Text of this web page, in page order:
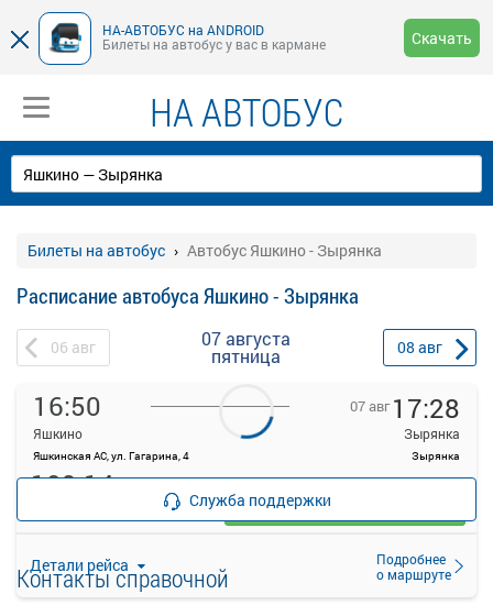
НА-АВТОБУС на ANDROID
Билеты на автобус у вас в кармане
Скачать
НА АВТОБУС
Билеты на автобус Автобус Яшкино - Зырянка
Расписание автобуса Яшкино - Зырянка
06 авг 07 августа
пятница 08 авг
16:50
Яшкино
Яшкинская АС, ул. Гагарина, 4
07 авг 17:28
Зырянка
Зырянка
Детали рейса
Подробнее
о маршруте
109.14
Выбрать
Служба поддержки
Контакты справочной